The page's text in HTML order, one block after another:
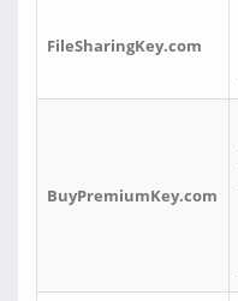
FileSharingKey.com
BuyPremiumKey.com